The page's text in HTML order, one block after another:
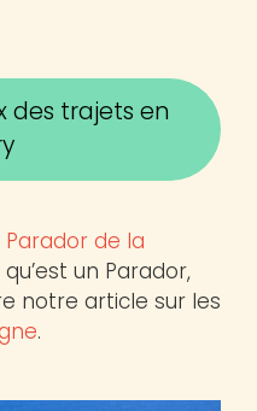
des trajets en
Parador de la
un Parador,
notre article sur les
.